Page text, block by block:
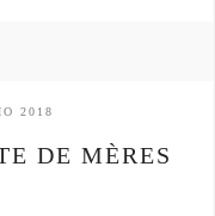
2018
DE MÈRES